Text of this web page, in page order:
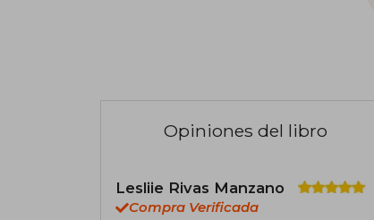
Opiniones del libro
Lesliie Rivas Manzano
Compra Verificada